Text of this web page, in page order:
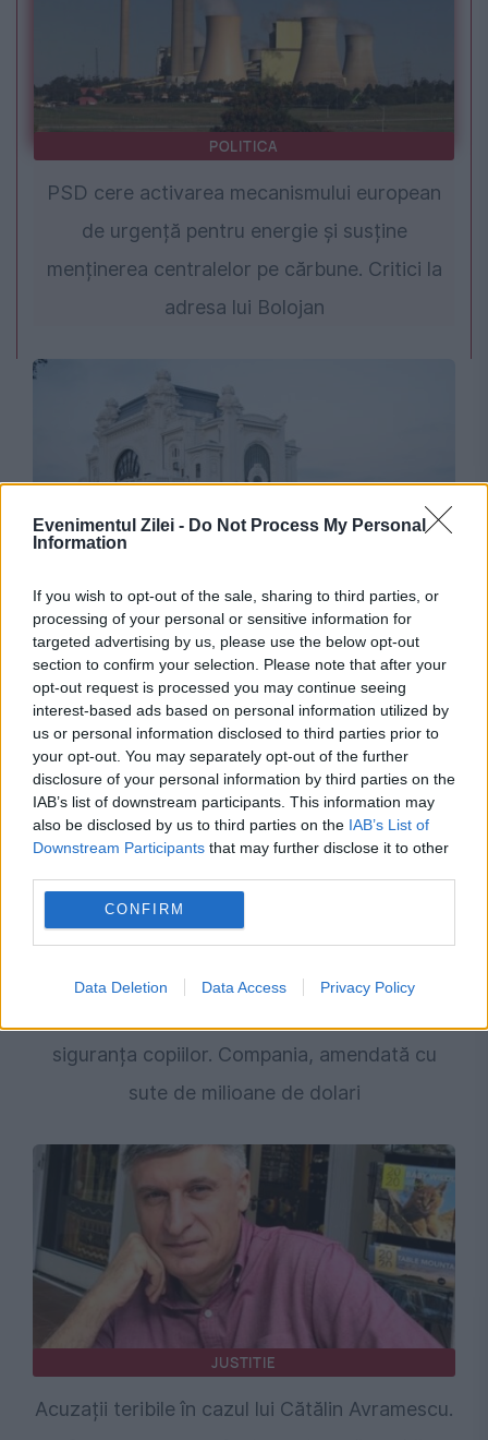
Evenimentul Zilei - Do Not Process My Personal
Information
If you wish to opt-out of the sale, sharing to third parties, or
processing of your personal or sensitive information for
targeted advertising by us, please use the below opt-out
section to confirm your selection. Please note that after your
opt-out request is processed you may continue seeing
interest-based ads based on personal information utilized by
us or personal information disclosed to third parties prior to
your opt-out. You may separately opt-out of the further
disclosure of your personal information by third parties on the
IAB’s list of downstream participants. This information may
also be disclosed by us to third parties on the IAB’s List of
Downstream Participants that may further disclose it to other
CONFIRM
Data Deletion Data Access Privacy Policy
POLITICA
PSD cere activarea mecanismului european
de urgență pentru energie și susține
menținerea centralelor pe cărbune. Critici la
adresa lui Bolojan
Constanța, evaluată peste România de Fitch.
Orașul a primit un calificativ financiar care
depășește ratingul țării
siguranța copiilor. Compania, amendată cu
sute de milioane de dolari
JUSTITIE
Acuzații teribile în cazul lui Cătălin Avramescu.